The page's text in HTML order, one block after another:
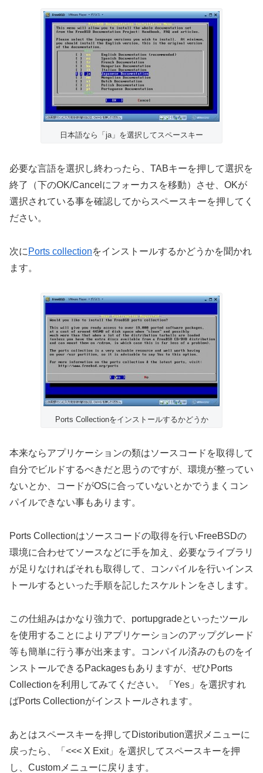
日本語なら「ja」を選択してスペースキー
必要な言語を選択し終わったら、TABキーを押して選択を
終了（下のOK/Cancelにフォーカスを移動）させ、OKが
選択されている事を確認してからスペースキーを押してく
ださい。
次に Ports collectionをインストールするかどうかを聞かれ
ます。
Ports Collectionをインストールするかどうか
本来ならアプリケーションの類はソースコードを取得して
自分でビルドするべきだと思うのですが、環境が整ってい
ないとか、コードがOSに合っていないとかでうまくコン
パイルできない事もあります。
Ports Collectionはソースコードの取得を行いFreeBSDの
環境に合わせてソースなどに手を加え、必要なライブラリ
が足りなければそれも取得して、コンパイルを行いインス
トールするといった手順を記したスケルトンをさします。
この仕組みはかなり強力で、portupgradeといったツール
を使用することによりアプリケーションのアップグレード
等も簡単に行う事が出来ます。コンパイル済みのものをイ
ンストールできるPackagesもありますが、ぜひPorts
Collectionを利用してみてください。「Yes」を選択すれ
ばPorts Collectionがインストールされます。
あとはスペースキーを押してDistoribution選択メニューに
戻ったら、「<<< X Exit」を選択してスペースキーを押
し、Customメニューに戻ります。